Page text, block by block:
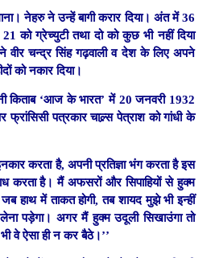
नेहरु ने उन्हें बागी करार दिया। अंत में 36
को ग्रेच्युटी तथा दो को कुछ भी नहीं दिया
वीर चन्द्र सिंह गढ़वाली व देश के लिए अपने
को नकार दिया।
किताब ‘आज के भारत’ में 20 जनवरी 1932
फ्रांसिसी पत्रकार चाल्र्स पेत्राश को गांधी के
करता है, अपनी प्रतिज्ञा भंग करता है इस
करता है। मैं अफसरों और सिपाहियों से हुक्म
हाथ में ताकत होगी, तब शायद मुझे भी इन्हीं
पड़ेगा। अगर मैं हुक्म उदूली सिखाउंगा तो
वे ऐसा ही न कर बैठे।’’